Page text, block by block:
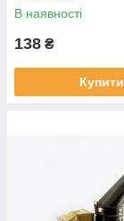
В наявності
138 ₴
Купити